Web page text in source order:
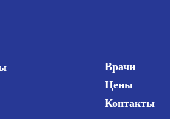
Врачи
Цены
Контакты